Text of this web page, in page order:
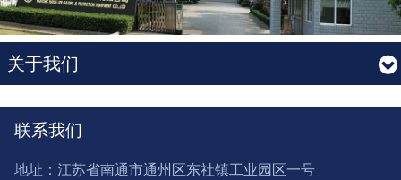
关于我们
联系我们
地址：江苏省南通市通州区东社镇工业园区一号